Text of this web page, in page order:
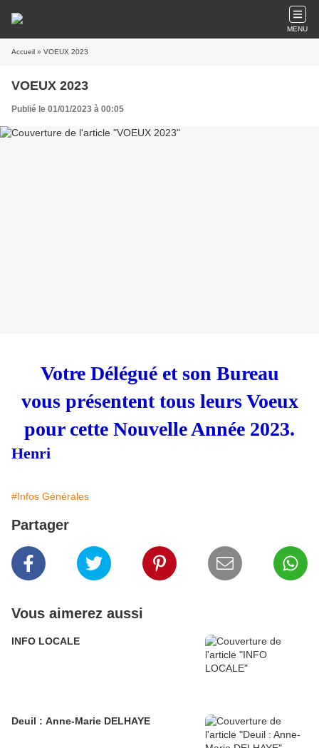
MENU
Accueil » VOEUX 2023
VOEUX 2023
Publié le 01/01/2023 à 00:05
Votre Délégué et son Bureau
vous présentent tous leurs Voeux
pour cette Nouvelle Année 2023.
Henri
#Infos Générales
Partager
Vous aimerez aussi
INFO LOCALE
Deuil : Anne-Marie DELHAYE